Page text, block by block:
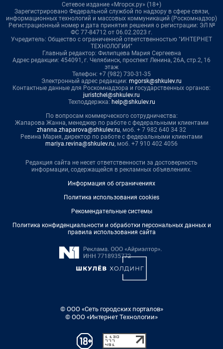
Сетевое издание «Мгорск.ру» (18+)
Зарегистрировано Федеральной службой по надзору в сфере связи,
информационных технологий и массовых коммуникаций (Роскомнадзор)
Регистрационный номер и дата принятия решения о регистрации: ЭЛ №
ФС 77-84712 от 06.02.2023 г.
Учредитель: Общество с ограниченной ответственностью "ИНТЕРНЕТ
ТЕХНОЛОГИИ"
Главный редактор: Филипцева Мария Сергеевна
Адрес редакции: 454091, г. Челябинск, проспект Ленина, 26А, стр.2, 16
этаж
Телефон: +7 (982) 730-31-35
Электронный адрес редакции: mgorsk@shkulev.ru
Контактные данные для Роскомнадзора и государственных органов:
juristchel@shkulev.ru
Техподдержка: help@shkulev.ru
По вопросам коммерческого сотрудничества:
Жапарова Жанна, менеджер по работе с федеральными клиентами
zhanna.zhaparova@shkulev.ru, моб. + 7 982 640 34 32
Ревина Мария, директор по работе с федеральными клиентами
mariya.revina@shkulev.ru, моб. +7 910 402 4056
Редакция сайта не несет ответственности за достоверность
информации, содержащейся в рекламных объявлениях.
Информация об ограничениях
Политика использования cookies
Рекомендательные системы
Политика конфиденциальности и обработки персональных данных и
правила использования сайта
© ООО «Сеть городских порталов»
© ООО «Интернет Технологии»